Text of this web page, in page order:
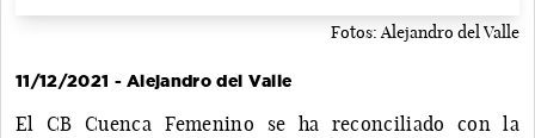
Fotos: Alejandro del Valle
11/12/2021 - Alejandro del Valle
El CB Cuenca Femenino se ha reconciliado con la